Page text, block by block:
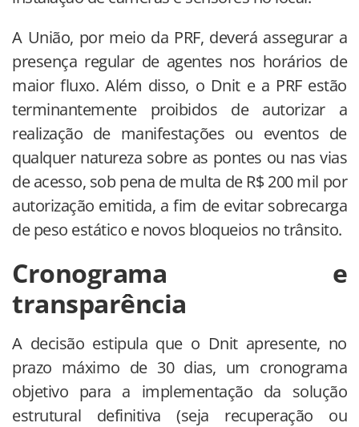
A União, por meio da PRF, deverá assegurar a
presença regular de agentes nos horários de
maior fluxo. Além disso, o Dnit e a PRF estão
terminantemente proibidos de autorizar a
realização de manifestações ou eventos de
qualquer natureza sobre as pontes ou nas vias
de acesso, sob pena de multa de R$ 200 mil por
autorização emitida, a fim de evitar sobrecarga
de peso estático e novos bloqueios no trânsito.
Cronograma e
transparência
A decisão estipula que o Dnit apresente, no
prazo máximo de 30 dias, um cronograma
objetivo para a implementação da solução
estrutural definitiva (seja recuperação ou